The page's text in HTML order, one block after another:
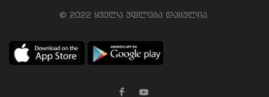
© 2022 ყველა უფლება დაცულია.